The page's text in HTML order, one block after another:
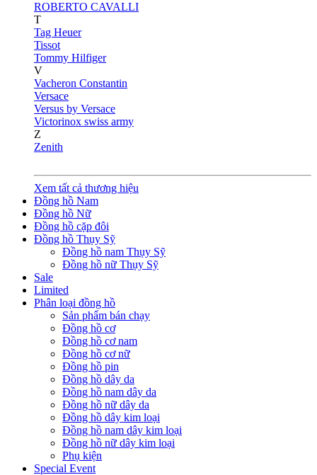
ROBERTO CAVALLI
T
Tag Heuer
Tissot
Tommy Hilfiger
V
Vacheron Constantin
Versace
Versus by Versace
Victorinox swiss army
Z
Zenith
Xem tất cả thương hiệu
Đồng hồ Nam
Đồng hồ Nữ
Đồng hồ cặp đôi
Đồng hồ Thụy Sỹ
Đồng hồ nam Thụy Sỹ
Đồng hồ nữ Thụy Sỹ
Sale
Limited
Phân loại đồng hồ
Sản phẩm bán chạy
Đồng hồ cơ
Đồng hồ cơ nam
Đồng hồ cơ nữ
Đồng hồ pin
Đồng hồ dây da
Đồng hồ nam dây da
Đồng hồ nữ dây da
Đồng hồ dây kim loại
Đồng hồ nam dây kim loại
Đồng hồ nữ dây kim loại
Phụ kiện
Special Event